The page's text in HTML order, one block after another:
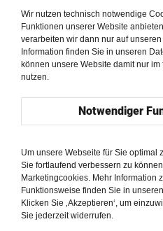
Birgit Lamm, Elisabeth
Ivaylo Tsonev, José
José, Salcedo Campos,
Hammady, Rebecca
Volodymyr Kildii
Avec le concours de nos
Amman, Jordanie
Harare, Zimbabwe
Istanbul, Turquiei
Johannesburg, Afrique du
Kiev, Ukraine
Lima, Pérou
Wir nutzen technisch notwendige
Funktionen unserer Website
verarbeiten wir dann nur auf
Information finden Sie in unseren
können unsere Website damit nur
nutzen.
Notwendiger
Um unsere Webseite für Sie optimal
Sie fortlaufend verbessern zu
Marketingcookies. Mehr Information
Funktionsweise finden Sie in
Klicken Sie ‚Akzeptieren‘, um
Sie jederzeit widerrufen.